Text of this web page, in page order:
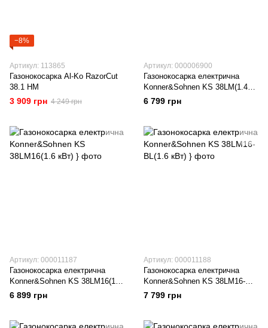
−8%
Артикул: 113865
Газонокосарка Al-Ko RazorCut
38.1 HM
3 909 грн 4 249 грн
Артикул: 000006900
Газонокосарка електрична
Konner&Sohnen KS 38LM(1.4
кВт)
6 799 грн
Артикул: 000011187
Газонокосарка електрична
Konner&Sohnen KS 38LM16(1.6
кВт)
6 899 грн
Артикул: 000011188
Газонокосарка електрична
Konner&Sohnen KS 38LM16-
BL(1.6 кВт)
7 799 грн